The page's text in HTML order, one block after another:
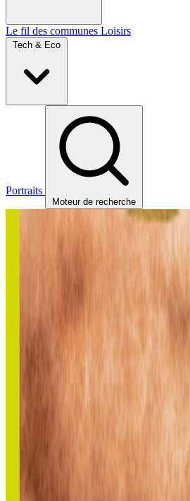
Le fil des communes Loisirs
Tech & Eco
Portraits
Moteur de recherche